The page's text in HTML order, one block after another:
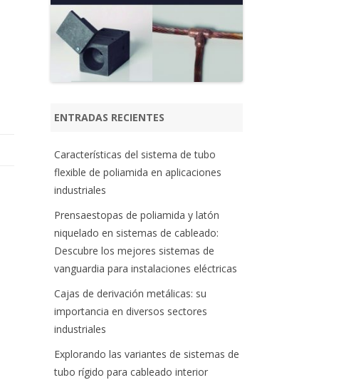
ENTRADAS RECIENTES
Características del sistema de tubo
flexible de poliamida en aplicaciones
industriales
Prensaestopas de poliamida y latón
niquelado en sistemas de cableado:
Descubre los mejores sistemas de
vanguardia para instalaciones eléctricas
Cajas de derivación metálicas: su
importancia en diversos sectores
industriales
Explorando las variantes de sistemas de
tubo rígido para cableado interior